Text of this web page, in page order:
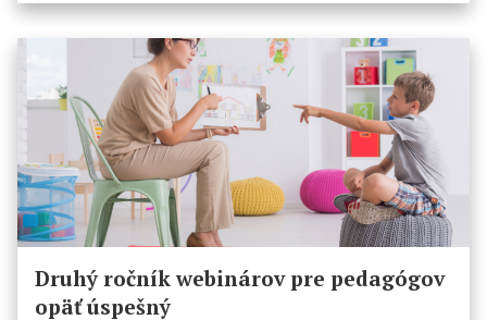
Druhý ročník webinárov pre pedagógov
opäť úspešný